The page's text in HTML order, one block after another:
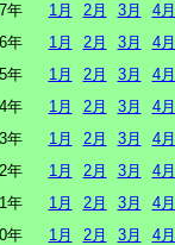
年
1月 2月 3月
4月
年
1月 2月 3月
4月
年
1月 2月 3月
4月
年
1月 2月 3月
4月
年
1月 2月 3月
4月
年
1月 2月 3月
4月
年
1月 2月 3月
4月
年
1月 2月 3月
4月